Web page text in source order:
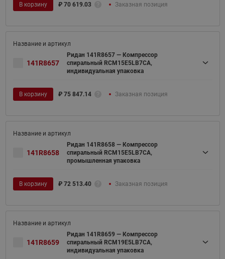
В корзину ₽ 70 619.03 Заказная позиция
141R8657
Ридан 141R8657 — Компрессор
спиральный RCM15E5LB7CA,
индивидуальная упаковка
В корзину ₽ 75 847.14 Заказная позиция
141R8658
Ридан 141R8658 — Компрессор
спиральный RCM15E5LB7CA,
промышленная упаковка
В корзину ₽ 72 513.40 Заказная позиция
141R8659
Ридан 141R8659 — Компрессор
спиральный RCM19E5LB7CA,
индивидуальная упаковка